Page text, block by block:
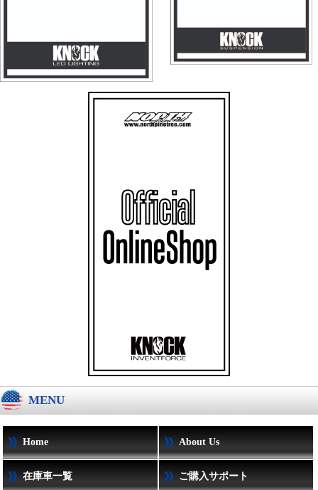
MENU
Home About Us
在庫車一覧 ご購入サポート